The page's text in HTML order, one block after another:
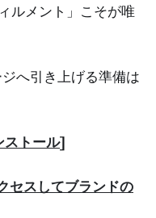
ルメント」こそが唯
へ引き上げる準備は
トール]
セスしてブランドの